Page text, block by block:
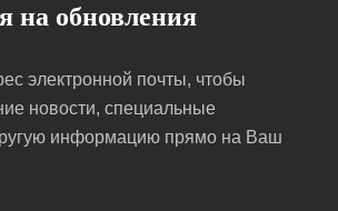
на обновления
электронной почты, чтобы
новости, специальные
информацию прямо на Ваш